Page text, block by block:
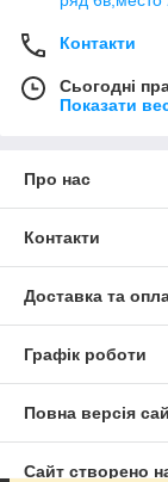
Контакти
Сьогодні
Показати
Про нас
Контакти
Доставка та
Графік роботи
Повна версія
Сайт створено